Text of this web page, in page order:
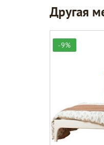
Другая
-9%